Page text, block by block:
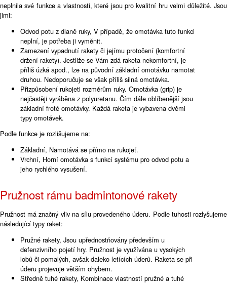
neplnila své funkce a vlastnosti, které jsou pro kvalitní hru velmi důležité. Jsou
jimi:
Odvod potu z dlaně ruky, V případě, že omotávka tuto funkci
neplní, je potřeba ji vyměnit.
Zamezení vypadnutí rakety či jejímu protočení (komfortní
držení rakety). Jestliže se Vám zdá raketa nekomfortní, je
příliš úzká apod., lze na původní základní omotávku namotat
druhou. Nedoporučuje se však příliš silná omotávka.
Přizpůsobení rukojeti rozměrům ruky. Omotávka (grip) je
nejčastěji vyráběna z polyuretanu. Čím dále oblíbenější jsou
základní froté omotávky. Každá raketa je vybavena dvěmi
typy omotávek.
Podle funkce je rozlišujeme na:
Základní, Namotává se přímo na rukojeť.
Vrchní, Horní omotávka s funkcí systému pro odvod potu a
jeho rychlého vysušení.
Pružnost rámu badmintonové rakety
Pružnost má značný vliv na sílu provedeného úderu. Podle tuhosti rozlyšujeme
následující typy raket:
Pružné rakety, Jsou upřednostňovány především u
defenzivního pojetí hry. Pružnost je využívána u vysokých
lobů či pomalých, avšak daleko letících úderů. Raketa se při
úderu projevuje větším ohybem.
Středně tuhé rakety, Kombinace vlastností pružné a tuhé